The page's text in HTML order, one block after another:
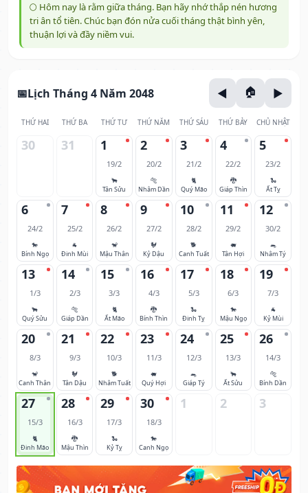
🌕 Hôm nay là rằm giữa tháng. Bạn hãy nhớ thắp nén hương
tri ân tổ tiên. Chúc bạn đón nửa cuối tháng thật bình yên,
thuận lợi và đầy niềm vui.
Lịch Tháng 4 Năm 2048
THỨ HAI THỨ BA THỨ TƯ THỨ NĂM THỨ SÁU THỨ BẢY CHỦ NHẬT
30 31 1
19/2
🐂
Tân Sửu
2
20/2
🐅
Nhâm Dần
3
21/2
🐈
Quý Mão
4
22/2
🐉
Giáp Thìn
5
23/2
🐍
Ất Tỵ
6
24/2
🐎
Bính Ngọ
7
25/2
🐐
Đinh Mùi
8
26/2
🐒
Mậu Thân
9
27/2
🐓
Kỷ Dậu
10
28/2
🐕
Canh Tuất
11
29/2
🐖
Tân Hợi
12
30/2
🐀
Nhâm Tý
13
1/3
🐂
Quý Sửu
14
2/3
🐅
Giáp Dần
15
3/3
🐈
Ất Mão
16
4/3
🐉
Bính Thìn
17
5/3
🐍
Đinh Tỵ
18
6/3
🐎
Mậu Ngọ
19
7/3
🐐
Kỷ Mùi
20
8/3
🐒
Canh Thân
21
9/3
🐓
Tân Dậu
22
10/3
🐕
Nhâm Tuất
23
11/3
🐖
Quý Hợi
24
12/3
🐀
Giáp Tý
25
13/3
🐂
Ất Sửu
26
14/3
🐅
Bính Dần
27
15/3
🐈
Đinh Mão
28
16/3
🐉
Mậu Thìn
29
17/3
🐍
Kỷ Tỵ
30
18/3
🐎
Canh Ngọ
1 2 3